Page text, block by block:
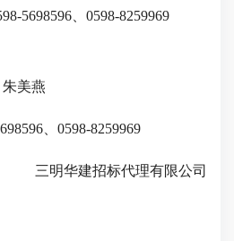
5698596、0598-8259969
朱美燕
、0598-8259969
三明华建招标代理有限公司